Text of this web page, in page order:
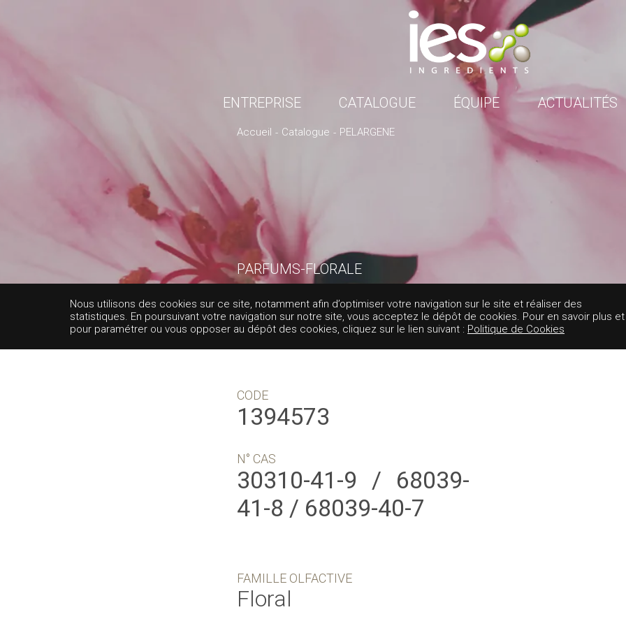
ENTREPRISE CATALOGUE ÉQUIPE ACTUALITÉS
Accueil Catalogue PELARGENE
PARFUMS-FLORALE
PELARGENE
Nous utilisons des cookies sur ce site, notamment afin d’optimiser votre navigation sur le site et réaliser des
statistiques. En poursuivant votre navigation sur notre site, vous acceptez le dépôt de cookies. Pour en savoir plus et
pour paramétrer ou vous opposer au dépôt des cookies, cliquez sur le lien suivant : Politique de Cookies
CODE
1394573
N° CAS
30310-41-9 / 68039-
41-8 / 68039-40-7
FAMILLE OLFACTIVE
Floral